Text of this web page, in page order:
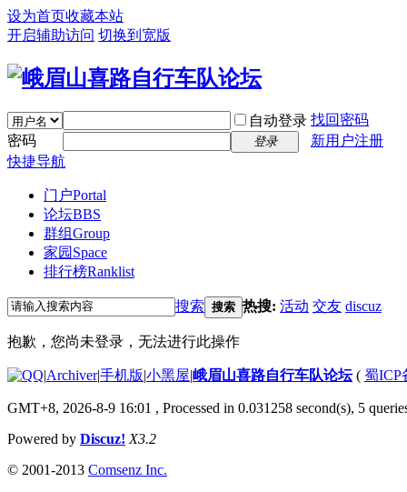
设为首页收藏本站
开启辅助访问 切换到宽版
自动登录 找回密码
密码
登录
新用户注册
快捷导航
门户Portal
论坛BBS
群组Group
家园 Space
排行榜Ranklist
搜索 搜索 热搜: 活动 交友 discuz
抱歉，您尚未登录，无法进行此操作
|Archiver|手机版|小黑屋|峨眉山喜路自行车队论坛( 蜀ICP
GMT+8, 2026-8-9 16:01 , Processed in 0.031258 second(s), 5
Powered by Discuz! X3.2
© 2001-2013 Comsenz Inc.